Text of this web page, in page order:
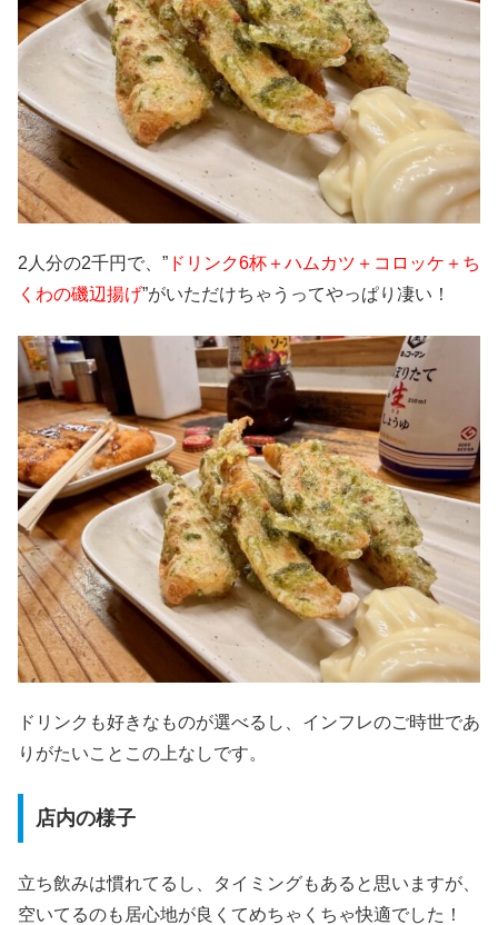
2人分の2千円で、” ドリンク6杯＋ハムカツ＋コロッケ＋ち
くわの磯辺揚げ”がいただけちゃうってやっぱり凄い！
ドリンクも好きなものが選べるし、インフレのご時世であ
りがたいことこの上なしです。
店内の様子
立ち飲みは慣れてるし、タイミングもあると思いますが、
空いてるのも居心地が良くてめちゃくちゃ快適でした！